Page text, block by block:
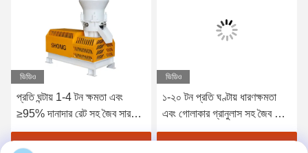
ভিডিও
প্রতি ঘন্টায় 1-4 টন ক্ষমতা এবং
≥95% দানাদার রেট সহ জৈব সার
উৎপাদনের জন্য ফ্ল্যাট ডাই পেলেটিং
মেশিন
ভিডিও
১-২০ টন প্রতি ঘণ্টায় ধারণক্ষমতা
এবং গোলাকার গ্রানুলাস সহ জৈব সার
জন্য ডিস্ক পেলিটাইজার মেশিন